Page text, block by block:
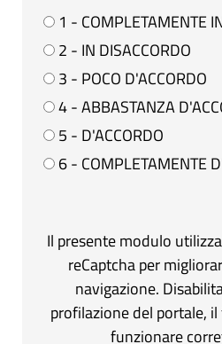
1 - COMPLETAMENTE
2 - IN DISACCORDO
3 - POCO D'ACCORDO
4 - ABBASTANZA
5 - D'ACCORDO
6 - COMPLETAMENTE
Il presente modulo
reCaptcha per
navigazione.
profilazione del portale,
funzionare